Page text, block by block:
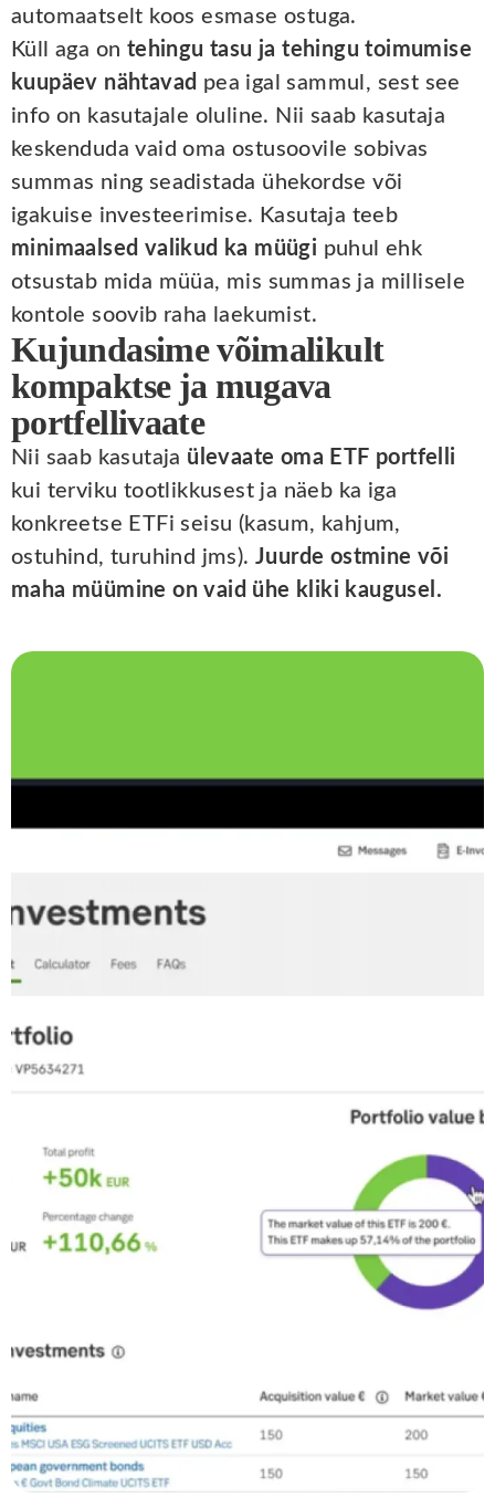
automaatselt koos esmase ostuga.
Küll aga on tehingu tasu ja tehingu toimumise
kuupäev nähtavad pea igal sammul, sest see
info on kasutajale oluline. Nii saab kasutaja
keskenduda vaid oma ostusoovile sobivas
summas ning seadistada ühekordse või
igakuise investeerimise. Kasutaja teeb
minimaalsed valikud ka müügi puhul ehk
otsustab mida müüa, mis summas ja millisele
kontole soovib raha laekumist.
Kujundasime võimalikult
kompaktse ja mugava
portfellivaate
Nii saab kasutaja ülevaate oma ETF portfelli
kui terviku tootlikkusest ja näeb ka iga
konkreetse ETFi seisu (kasum, kahjum,
ostuhind, turuhind jms). Juurde ostmine või
maha müümine on vaid ühe kliki kaugusel.